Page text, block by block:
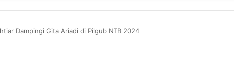
Dampingi Gita Ariadi di Pilgub NTB 2024